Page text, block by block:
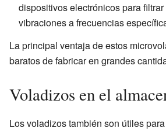
dispositivos electrónicos para
vibraciones a frecuencias
La principal ventaja de estos
baratos de fabricar en grandes
Voladizos en el
Los voladizos también son útiles